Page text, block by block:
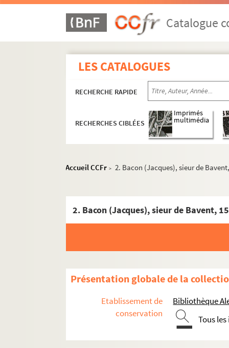
Catalogue
LES CATALOGUES
RECHERCHE RAPIDE
RECHERCHES CIBLÉES
Imprimés
multimédia
Accueil CCFr > 2. Bacon (Jacques), sieur de
2. Bacon (Jacques), sieur de Bavent,
Présentation globale de la
Etablissement de
conservation
Bibliothèque
Tous